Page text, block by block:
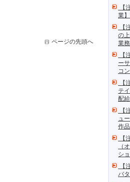
【
業
【
の
業
【
ー
コ
【
テ
配
【
ュ
作
【
（
シ
【
バ
ページの先頭へ